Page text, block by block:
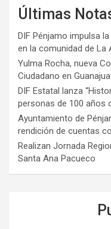
Últimas
DIF Pénjamo impulsa
en la comunidad de La
Yulma Rocha, nueva
Ciudadano en
DIF Estatal lanza
personas de 100 años
Ayuntamiento de
rendición de cuentas
Realizan Jornada
Santa Ana Pacueco